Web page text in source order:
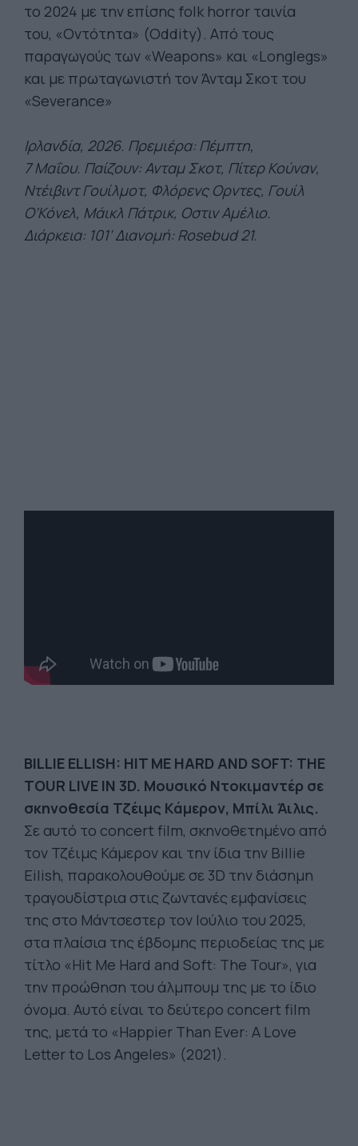
το 2024 με την επίσης folk horror ταινία
του, «Οντότητα» (Oddity). Από τους
παραγωγούς των «Weapons» και «Longlegs»
και με πρωταγωνιστή τον Άνταμ Σκοτ του
«Severance»
Ιρλανδία, 2026. Πρεμιέρα: Πέμπτη,
7Μαΐου. Παίζουν:Ανταμ Σκοτ, Πίτερ Κούναν,
Ντέιβιντ Γουίλμοτ, Φλόρενς Ορντες, Γουίλ
Ο’Κόνελ, Μάικλ Πάτρικ, Οστιν Αμέλιο.
Διάρκεια: 101' Διανομή: Rosebud 21.
BILLIE ELLISH: HIT ME HARD AND SOFT: THE
TOUR LIVE IN 3D. Μουσικό Ντοκιμαντέρ σε
σκηνοθεσία Τζέιμς Κάμερον, Μπίλι Άιλις.
Σε αυτό το concert film, σκηνοθετημένο από
τον Τζέιμς Κάμερον και την ίδια την Billie
Eilish, παρακολουθούμε σε 3D την διάσημη
τραγουδίστρια στις ζωντανές εμφανίσεις
της στο Μάντσεστερ τον Ιούλιο του 2025,
στα πλαίσια της έβδομης περιοδείας της με
τίτλο «Hit Me Hard and Soft: The Tour», για
την προώθηση του άλμπουμ της με το ίδιο
όνομα. Αυτό είναι το δεύτερο concert film
της, μετά το «Happier Than Ever: A Love
Letter to Los Angeles» (2021).